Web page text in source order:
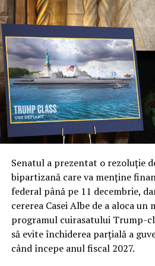
schimbare de paradigmă. Deși
etapă a programului cu un
miliarde de dolari, precum și un
1,6 miliarde pentru lansări
subliniază importanța de a nu
soluție tehnică.
Col. Ryan Frazier a explicat că
este diversificarea capacităților.
inovații și tehnologii unice, Forța
armata va dispune de cea mai
disponibilă pe piață. Această
este văzută ca o plasă de
evoluțiilor imprevizibile din
Revoluția „Flatellites”:
arhitectură inovatoare pentru
Senatul a prezentat o rezoluție
bipartizană care va menține
federal până pe 11 decembrie,
cererea Casei Albe de a aloca
programul cuirasatului Trump-
să evite închiderea parțială a
când începe anul fiscal 2027.